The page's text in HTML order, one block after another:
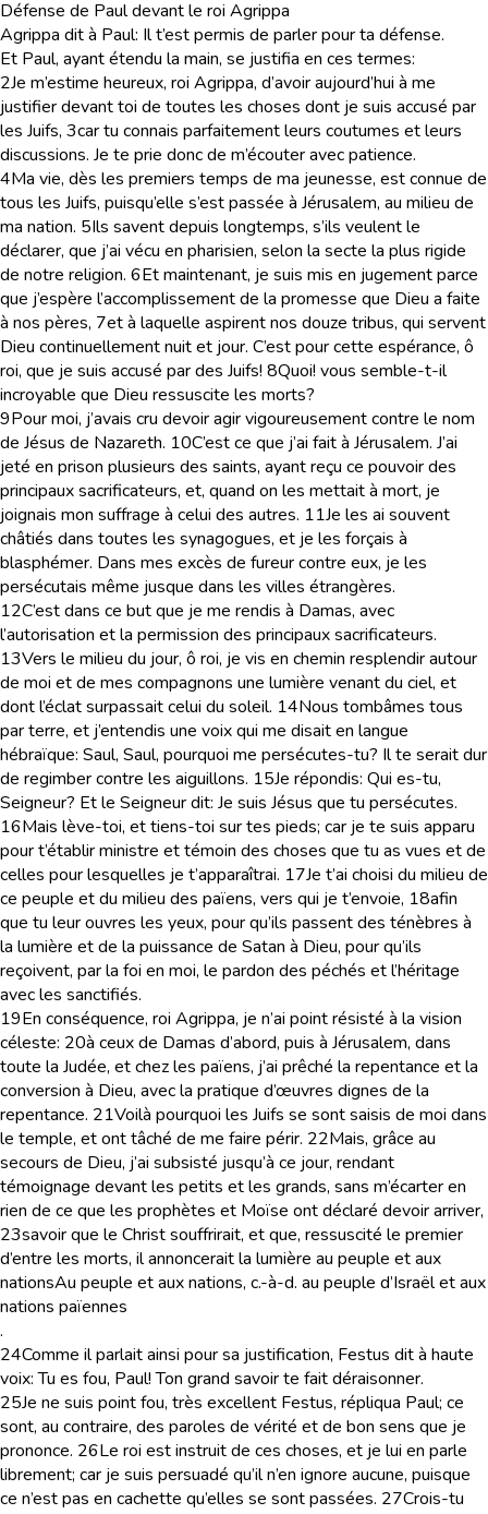
Défense de Paul devant le roi Agrippa
Agrippa dit à Paul: Il t’est permis de parler pour ta défense.
Et Paul, ayant étendu la main, se justifia en ces termes:
2Je m’estime heureux, roi Agrippa, d’avoir aujourd’hui à me
justifier devant toi de toutes les choses dont je suis accusé par
les Juifs, 3car tu connais parfaitement leurs coutumes et leurs
discussions. Je te prie donc de m’écouter avec patience.
4Ma vie, dès les premiers temps de ma jeunesse, est connue de
tous les Juifs, puisqu’elle s’est passée à Jérusalem, au milieu de
ma nation. 5Ils savent depuis longtemps, s’ils veulent le
déclarer, que j’ai vécu en pharisien, selon la secte la plus rigide
de notre religion. 6Et maintenant, je suis mis en jugement parce
que j’espère l’accomplissement de la promesse que Dieu a faite
à nos pères, 7et à laquelle aspirent nos douze tribus, qui servent
Dieu continuellement nuit et jour. C’est pour cette espérance, ô
roi, que je suis accusé par des Juifs! 8Quoi! vous semble-t-il
incroyable que Dieu ressuscite les morts?
9Pour moi, j’avais cru devoir agir vigoureusement contre le nom
de Jésus de Nazareth. 10C’est ce que j’ai fait à Jérusalem. J’ai
jeté en prison plusieurs des saints, ayant reçu ce pouvoir des
principaux sacrificateurs, et, quand on les mettait à mort, je
joignais mon suffrage à celui des autres. 11Je les ai souvent
châtiés dans toutes les synagogues, et je les forçais à
blasphémer. Dans mes excès de fureur contre eux, je les
persécutais même jusque dans les villes étrangères.
12C’est dans ce but que je me rendis à Damas, avec
l’autorisation et la permission des principaux sacrificateurs.
13Vers le milieu du jour, ô roi, je vis en chemin resplendir autour
de moi et de mes compagnons une lumière venant du ciel, et
dont l’éclat surpassait celui du soleil. 14Nous tombâmes tous
par terre, et j’entendis une voix qui me disait en langue
hébraïque: Saul, Saul, pourquoi me persécutes-tu? Il te serait dur
de regimber contre les aiguillons. 15Je répondis: Qui es-tu,
Seigneur? Et le Seigneur dit: Je suis Jésus que tu persécutes.
16Mais lève-toi, et tiens-toi sur tes pieds; car je te suis apparu
pour t’établir ministre et témoin des choses que tu as vues et de
celles pour lesquelles je t’apparaîtrai. 17Je t’ai choisi du milieu de
ce peuple et du milieu des païens, vers qui je t’envoie, 18afin
que tu leur ouvres les yeux, pour qu’ils passent des ténèbres à
la lumière et de la puissance de Satan à Dieu, pour qu’ils
reçoivent, par la foi en moi, le pardon des péchés et l’héritage
avec les sanctifiés.
19En conséquence, roi Agrippa, je n’ai point résisté à la vision
céleste: 20à ceux de Damas d’abord, puis à Jérusalem, dans
toute la Judée, et chez les païens, j’ai prêché la repentance et la
conversion à Dieu, avec la pratique d’œuvres dignes de la
repentance. 21Voilà pourquoi les Juifs se sont saisis de moi dans
le temple, et ont tâché de me faire périr. 22Mais, grâce au
secours de Dieu, j’ai subsisté jusqu’à ce jour, rendant
témoignage devant les petits et les grands, sans m’écarter en
rien de ce que les prophètes et Moïse ont déclaré devoir arriver,
23savoir que le Christ souffrirait, et que, ressuscité le premier
d’entre les morts, il annoncerait la lumière au peuple et aux
nationsAu peuple et aux nations, c.-à-d. au peuple d’Israël et aux
nations païennes
.
24Comme il parlait ainsi pour sa justification, Festus dit à haute
voix: Tu es fou, Paul! Ton grand savoir te fait déraisonner.
25Je ne suis point fou, très excellent Festus, répliqua Paul; ce
sont, au contraire, des paroles de vérité et de bon sens que je
prononce. 26Le roi est instruit de ces choses, et je lui en parle
librement; car je suis persuadé qu’il n’en ignore aucune, puisque
ce n’est pas en cachette qu’elles se sont passées. 27Crois-tu